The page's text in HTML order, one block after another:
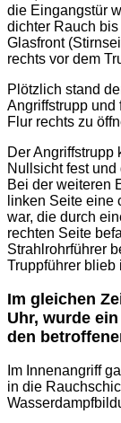
die Eingangstür
dichter Rauch
Glasfront
rechts vor dem
Plötzlich stand
Angriffstrupp und
Flur rechts zu
Der Angriffstrupp
Nullsicht fest
Bei der weiteren
linken Seite eine
war, die durch
rechten Seite
Strahlrohrführer
Truppführer blieb
Im gleichen
Uhr, wurde
den
Im Innenangriff
in die